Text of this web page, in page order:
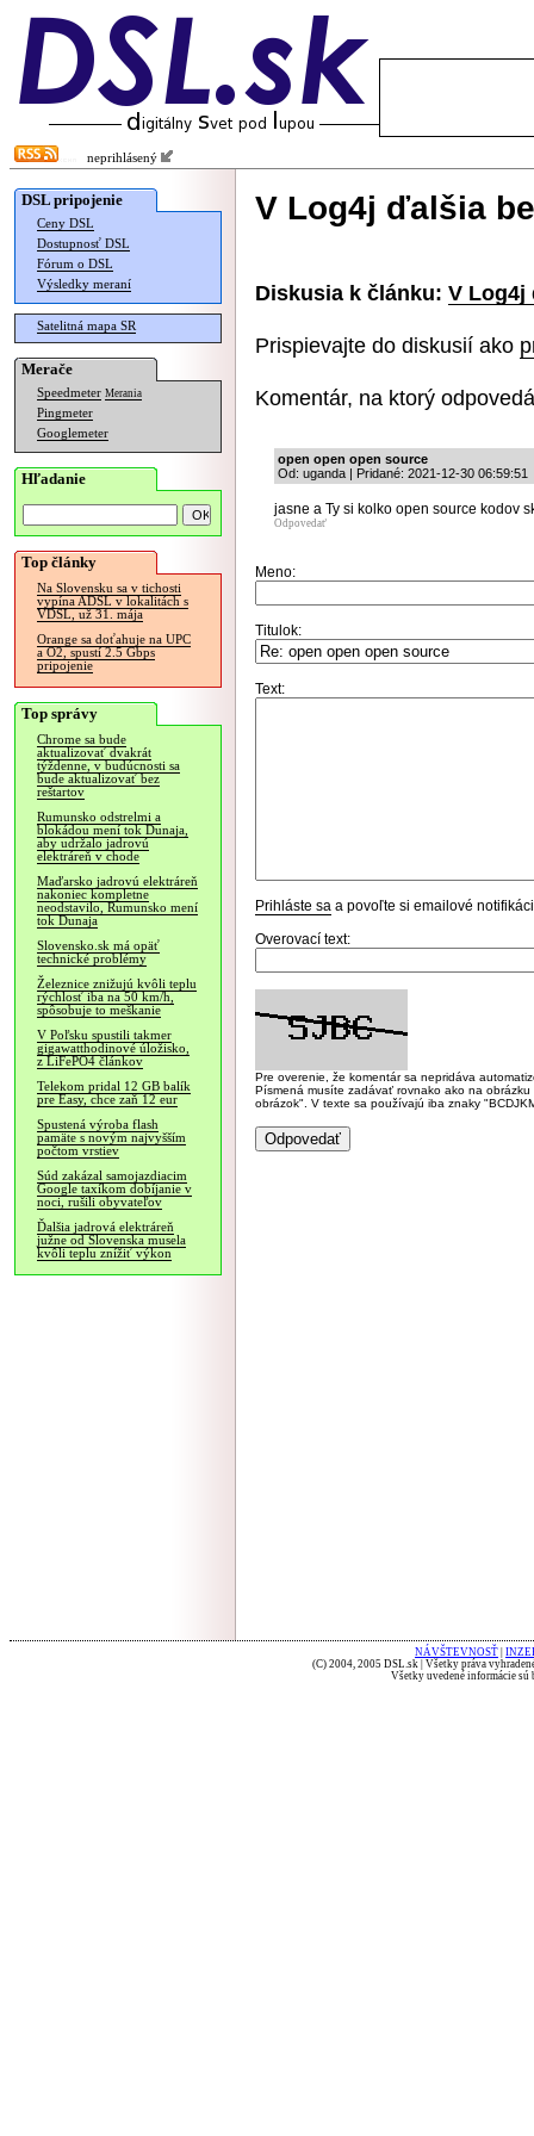
neprihlásený
DSL pripojenie
Ceny DSL
Dostupnosť DSL
Fórum o DSL
Výsledky meraní
Satelitná mapa SR
Merače
Speedmeter Merania
Pingmeter
Googlemeter
Hľadanie
Top články
Na Slovensku sa v tichosti
vypína ADSL v lokalitách s
VDSL, už 31. mája
Orange sa doťahuje na UPC
a O2, spustí 2.5 Gbps
pripojenie
Top správy
Chrome sa bude
aktualizovať dvakrát
týždenne, v budúcnosti sa
bude aktualizovať bez
reštartov
Rumunsko odstrelmi a
blokádou mení tok Dunaja,
aby udržalo jadrovú
elektráreň v chode
Maďarsko jadrovú elektráreň
nakoniec kompletne
neodstavilo, Rumunsko mení
tok Dunaja
Slovensko.sk má opäť
technické problémy
Železnice znižujú kvôli teplu
rýchlosť iba na 50 km/h,
spôsobuje to meškanie
V Poľsku spustili takmer
gigawatthodinové úložisko,
z LiFePO4 článkov
Telekom pridal 12 GB balík
pre Easy, chce zaň 12 eur
Spustená výroba flash
pamäte s novým najvyšším
počtom vrstiev
Súd zakázal samojazdiacim
Google taxíkom dobíjanie v
noci, rušili obyvateľov
Ďalšia jadrová elektráreň
južne od Slovenska musela
kvôli teplu znížiť výkon
V Log4j ďalšia
Diskusia k článku: V Log4j
Prispievajte do diskusií ako
Komentár, na ktorý
open open open source
Od: uganda | Pridané: 2021-12-30 06:59:51
jasne a Ty si kolko open source kodov
Odpovedať
Meno:
Titulok:
Text:
Prihláste sa a povoľte si emailové
Overovací text:
Pre overenie, že komentár sa nepridáva
Písmená musíte zadávať rovnako ako na
obrázok". V texte sa používajú iba znaky
NÁVŠTEVNOSŤ
(C) 2004, 2005 DSL.sk | Všetky práva
Všetky uvedené informácie sú